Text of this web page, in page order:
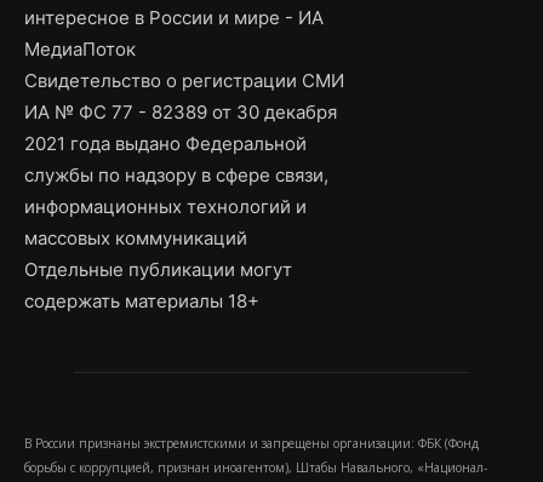
интересное в России и мире - ИА
МедиаПоток
Свидетельство о регистрации СМИ
ИА № ФС 77 - 82389 от 30 декабря
2021 года выдано Федеральной
службы по надзору в сфере связи,
информационных технологий и
массовых коммуникаций
Отдельные публикации могут
содержать материалы 18+
В России признаны экстремистскими и запрещены организации: ФБК (Фонд
борьбы с коррупцией, признан иноагентом), Штабы Навального, «Национал-